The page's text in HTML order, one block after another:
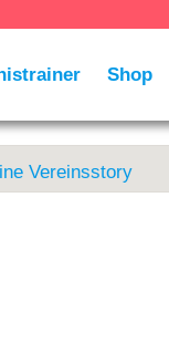
Shop
Vereinsstory